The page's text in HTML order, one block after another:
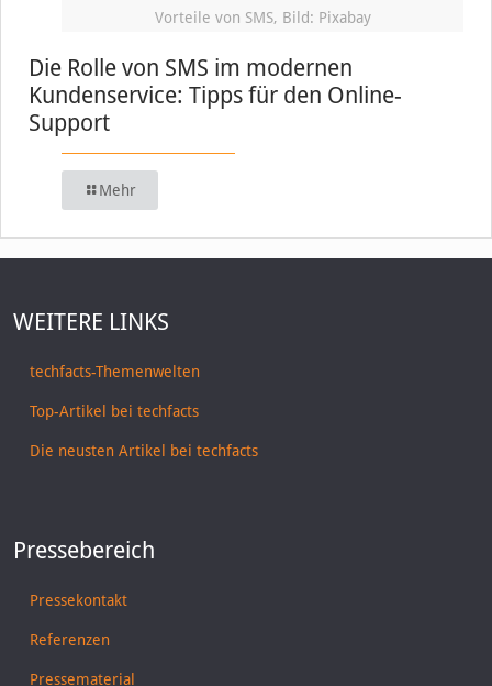
Vorteile von SMS, Bild: Pixabay
Die Rolle von SMS im modernen
Kundenservice: Tipps für den Online-
Support
Mehr
WEITERE LINKS
techfacts-Themenwelten
Top-Artikel bei techfacts
Die neusten Artikel bei techfacts
Pressebereich
Pressekontakt
Referenzen
Pressematerial